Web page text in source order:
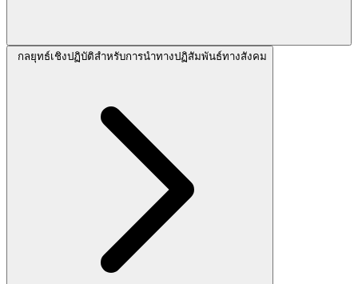
กลยุทธ์เชิงปฏิบัติสำหรับการนำทางปฏิสัมพันธ์ทางสังคม